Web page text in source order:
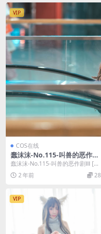
VIP
COS在线
蠢沫沫-No.115-叫兽的恶作剧
Ⅲ [141P]
蠢沫沫-No.115-叫兽的恶作剧Ⅲ [14
1P]，蠢沫沫在线作品导航：蠢沫沫
套...2 年前 28
VIP